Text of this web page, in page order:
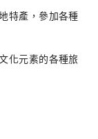
特產，參加各種
化元素的各種旅